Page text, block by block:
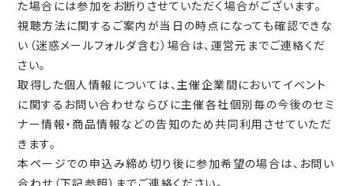
た場合には参加をお断りさせていただく場合がございます。
視聴方法に関するご案内が当日の時点になっても確認できな
い（迷惑メールフォルダ含む）場合は、運営元までご連絡くだ
さい。
取得した個人情報については、主催企業間においてイベント
に関するお問い合わせならびに主催各社個別毎の今後のセミ
ナー情報・商品情報などの告知のため共同利用させていただ
きます。
本ページでの申込み締め切り後に参加希望の場合は、お問い
合わせ（下記参照）までご連絡ください。